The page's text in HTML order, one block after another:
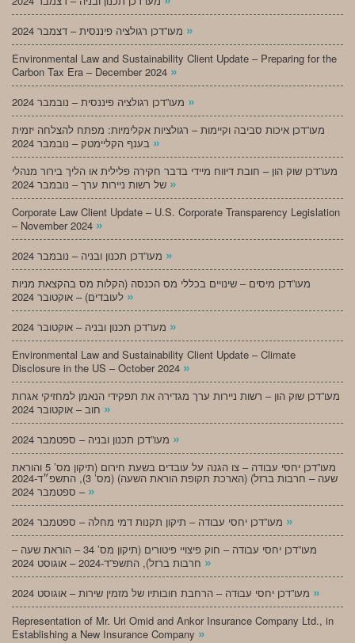
»
Environmental Law and Sustainability Client Update – Preparing for the
Carbon Tax Era – December 2024 »
»
מעו”דכן איכות סביבה וקיימות – רגולציות אקלימיות: מפתח להצלחה יזמית
»
מעו”דכן שוק הון – חובת דיווח מיידי בדבר חקירה פלילית או הליך בירור מנהלי
»
Corporate Law Client Update – U.S. Corporate Transparency Legislation
– November 2024 »
»
מעו”דכן מיסים – שינויים בכללי מס הכנסה (הקלות מס בהקצאת מניות
»
»
Environmental Law and Sustainability Client Update – Climate
Disclosure in the US – October 2024 »
מעו”דכן שוק הון – רשות ניירות ערך מגדירה את תפקידי הנאמן למחזיקי אגרות
»
»
מעו”דכן יחסי עבודה – צו הגנה על עובדים בשעת חירום (תיקון מס’ 5 והוראת
שעה – חרבות ברזל) (הארכת תקופת הוראת השעה) (מס’ 3), התשפ״ד-2024
– ספטמבר 2024 »
»
מעו”דכן יחסי עבודה – חוק פיצויי פיטורים (תיקון מס’ 34 – הוראת שעה –
»
»
Representation of Mr. Uri Omid and Ankor Insurance Company Ltd., in
Establishing a New Insurance Company »